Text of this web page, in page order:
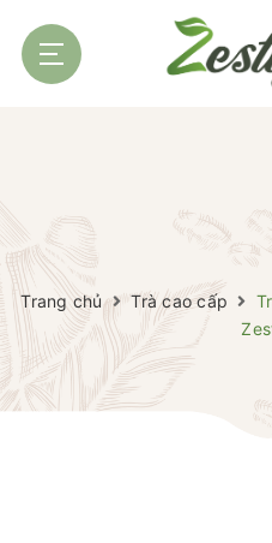
Trang chủ Trà cao cấp